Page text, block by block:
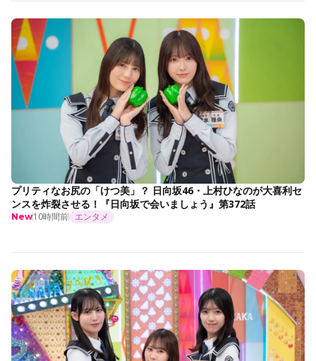
プリティなお尻の「けつ美」？ 日向坂46・上村ひなのが大喜利セ
ンスを炸裂させる！『日向坂で会いましょう』第372話
New10時間前 エンタメ